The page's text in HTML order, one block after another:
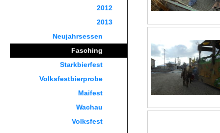
2012
2013
Neujahrsessen
Fasching
Starkbierfest
Volksfestbierprobe
Maifest
Wachau
Volksfest